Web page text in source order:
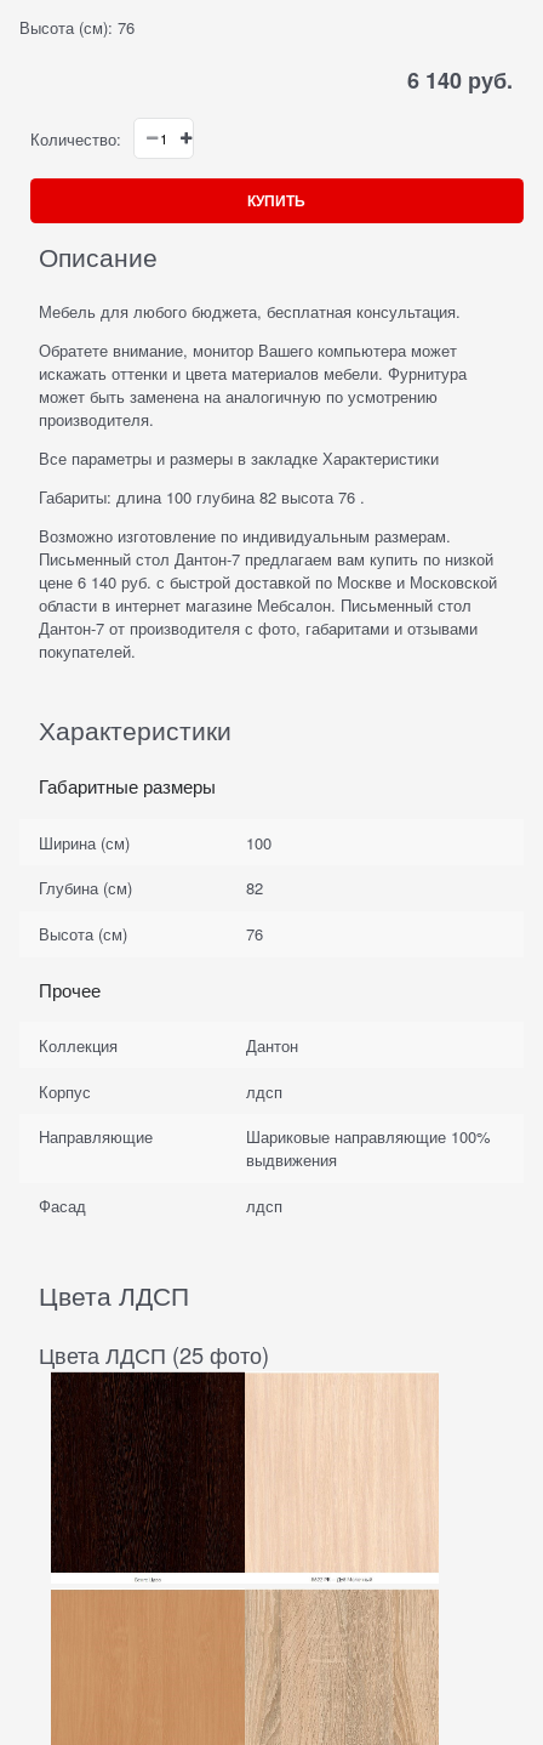
Высота (см): 76
6 140 руб.
Количество:
КУПИТЬ
Описание
Мебель для любого бюджета, бесплатная консультация.
Обратете внимание, монитор Вашего компьютера может
искажать оттенки и цвета материалов мебели. Фурнитура
может быть заменена на аналогичную по усмотрению
производителя.
Все параметры и размеры в закладке Характеристики
Габариты: длина 100 глубина 82 высота 76 .
Возможно изготовление по индивидуальным размерам.
Письменный стол Дантон-7 предлагаем вам купить по низкой
цене 6 140 руб. с быстрой доставкой по Москве и Московской
области в интернет магазине Мебсалон. Письменный стол
Дантон-7 от производителя с фото, габаритами и отзывами
покупателей.
Характеристики
Габаритные размеры
Ширина (см)
100
Глубина (см)
82
Высота (см)
76
Прочее
Коллекция
Дантон
Корпус
лдсп
Направляющие
Шариковые направляющие 100%
выдвижения
Фасад
лдсп
Цвета ЛДСП
Цвета ЛДСП (25 фото)